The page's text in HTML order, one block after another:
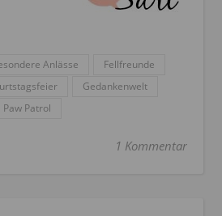
Anlässe
Fellfreunde
Gedankenwelt
Paw Patrol
1 Kommentar